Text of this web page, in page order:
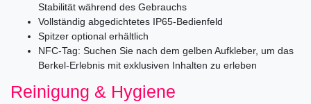
Stabilität während des Gebrauchs
Vollständig abgedichtetes IP65-Bedienfeld
Spitzer optional erhältlich
NFC-Tag: Suchen Sie nach dem gelben Aufkleber, um das
Berkel-Erlebnis mit exklusiven Inhalten zu erleben
Reinigung & Hygiene